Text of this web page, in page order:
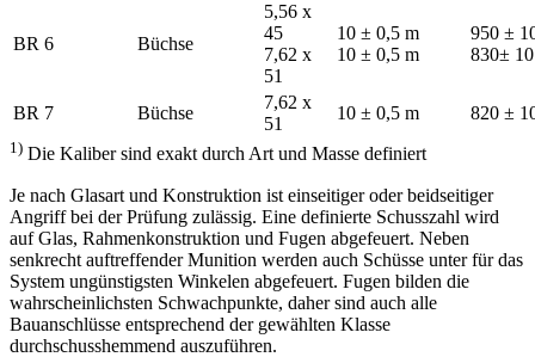
BR 6 Büchse
5,56 x
45
7,62 x
51
10 ± 0,5 m
10 ± 0,5 m
950 ±
830±
BR 7 Büchse
7,62 x
51
10 ± 0,5 m 820 ±
1) Die Kaliber sind exakt durch Art und Masse definiert
Je nach Glasart und Konstruktion ist einseitiger oder beidseitiger
Angriff bei der Prüfung zulässig. Eine definierte Schusszahl wird
auf Glas, Rahmenkonstruktion und Fugen abgefeuert. Neben
senkrecht auftreffender Munition werden auch Schüsse unter für das
System ungünstigsten Winkelen abgefeuert. Fugen bilden die
wahrscheinlichsten Schwachpunkte, daher sind auch alle
Bauanschlüsse entsprechend der gewählten Klasse
durchschusshemmend auszuführen.